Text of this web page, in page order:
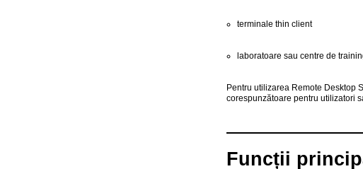
terminale thin client
laboratoare sau centre de
Pentru utilizarea Remote Desktop
corespunzătoare pentru utilizatori
Funcții